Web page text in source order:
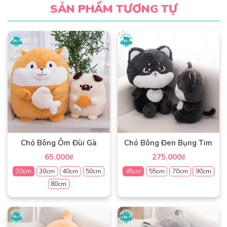
SẢN PHẨM TƯƠNG TỰ
Chó Bông Ôm Đùi Gà
65.000₫
20cm
30cm 40cm
50cm
80cm
Sản
phẩm
này
Chó Bông Đen Bụng Tim
275.000₫
45cm
55cm 70cm 90cm
phẩm
này
có